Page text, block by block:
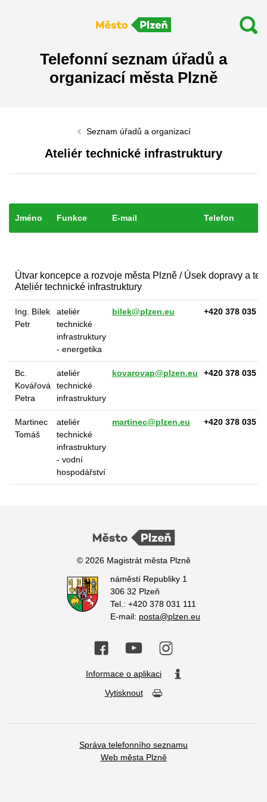
Telefonní seznam úřadů a
organizací města Plzně
Seznam úřadů a organizací
Ateliér technické infrastruktury
Jméno Funkce E-mail Telefon
Útvar koncepce a rozvoje města Plzně / Úsek dopravy a
Ateliér technické infrastruktury
Ing. Bílek
Petr
ateliér
technické
infrastruktury
- energetika
bilek@plzen.eu +420 378 035
Bc.
Kovářová
Petra
ateliér
technické
infrastruktury
kovarovap@plzen.eu +420 378 035
Martinec
Tomáš
ateliér
technické
infrastruktury
- vodní
hospodářství
martinec@plzen.eu +420 378 035
© 2026 Magistrát města Plzně
náměstí Republiky 1
306 32 Plzeň
Tel.: +420 378 031 111
E-mail: posta@plzen.eu
Informace o aplikaci
Vytisknout
Správa telefonního seznamu
Web města Plzně